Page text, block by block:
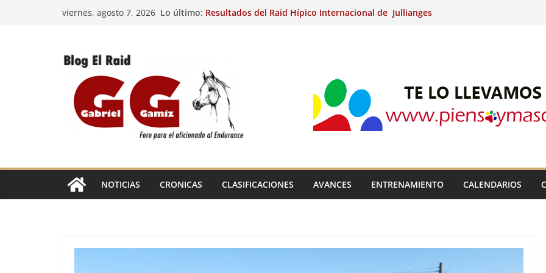
viernes, agosto 7, 2026 Lo último: Resultados del Raid Hípico Internacional de Jullianges
Caballos Jóvenes de Raid.
Raid Hípico Eladina Kung (Badajoz).
EL
NOTICIAS CRONICAS CLASIFICACIONES AVANCES ENTRENAMIENTO CALENDARIOS